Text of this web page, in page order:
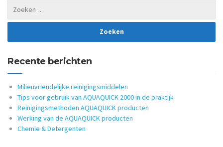
Recente berichten
Milieuvriendelijke reinigingsmiddelen
Tips voor gebruik van AQUAQUICK 2000 in de praktijk
Reinigingsmethoden AQUAQUICK producten
Werking van de AQUAQUICK producten
Chemie & Detergenten